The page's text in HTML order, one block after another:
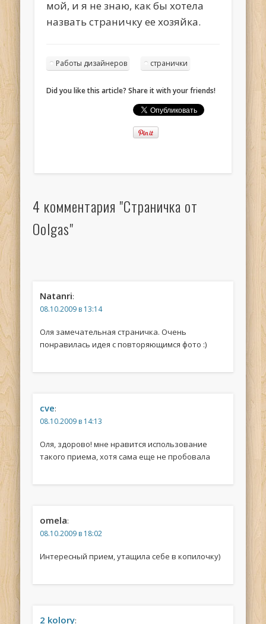
мой, и я не знаю, как бы хотела
назвать страничку ее хозяйка.
Работы дизайнеров странички
Did you like this article? Share it with your friends!
4 комментария "Страничка от
Oolgas"
Natanri:
08.10.2009 в 13:14
Оля замечательная страничка. Очень
понравилась идея с повторяющимся фото :)
cve:
08.10.2009 в 14:13
Оля, здорово! мне нравится использование
такого приема, хотя сама еще не пробовала
omela:
08.10.2009 в 18:02
Интересный прием, утащила себе в копилочку)
2 kolory: